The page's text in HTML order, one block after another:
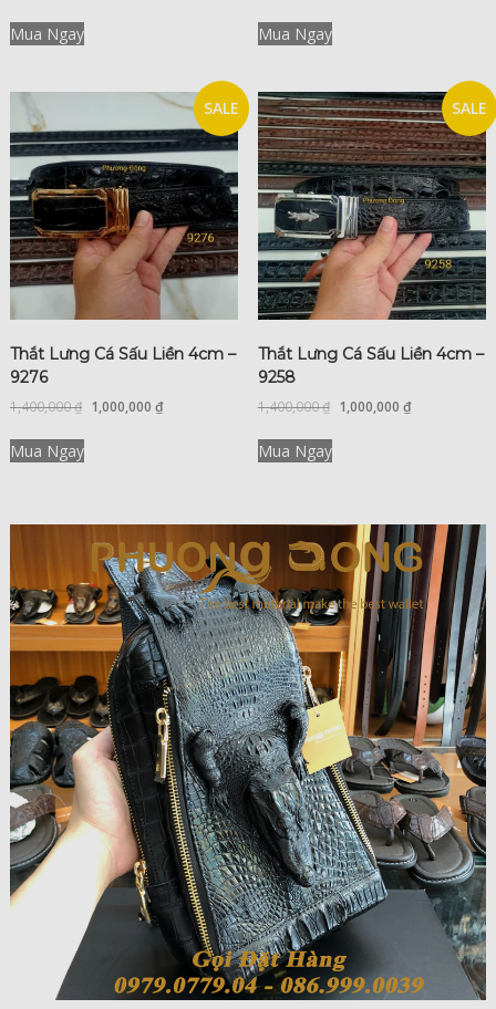
Mua Ngay Mua Ngay
SALE
Thắt Lưng Cá Sấu Liền 4cm –
9276
1,400,000₫ 1,000,000 ₫
Mua Ngay
SALE
Thắt Lưng Cá Sấu Liền 4cm –
9258
1,400,000₫ 1,000,000 ₫
Mua Ngay